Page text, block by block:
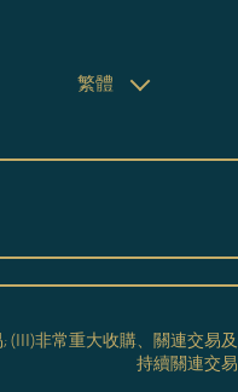
繁體
(III)非常重大收購、關連交易及
持續關連交易